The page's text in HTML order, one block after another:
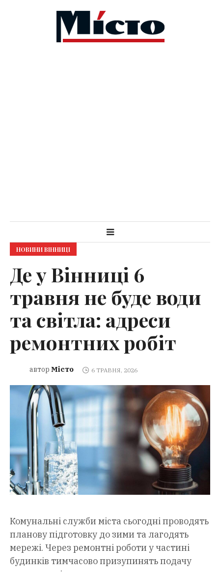
НОВИНИ ВІННИЦІ
Де у Вінниці 6
травня не буде води
та світла: адреси
ремонтних робіт
автор Місто 6 ТРАВНЯ, 2026
Комунальні служби міста сьогодні проводять
планову підготовку до зими та лагодять
мережі. Через ремонтні роботи у частині
будинків тимчасово призупинять подачу